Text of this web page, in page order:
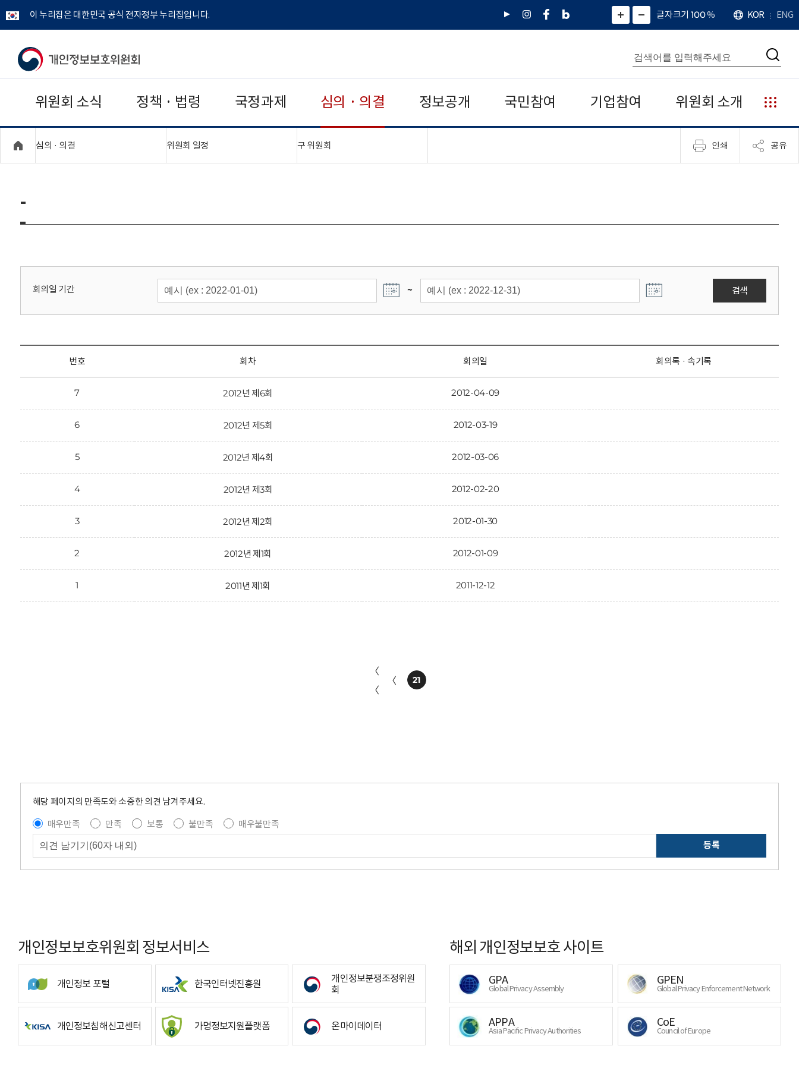
이 누리집은 대한민국 공식 전자정부 누리집입니다.
유
인
페
네
그
)
화
면
면
소
확
대
치
글자크기 100%
언
어
KOR ENG
개
보
보
위
회
통
합
검
색
검
위원회 소식 정책 · 법령 국정과제 심의 · 의결 정보공개 국민참여 기업참여 위원회 소개
누
리
집
안
심의 · 의결 위원회 일정 구 위원회 인쇄 공유
-
회의일 기간 ~ 검색
번호 회차 회의일 회의록 · 속기록
7 2012년 제6회 2012-04-09
6 2012년 제5회 2012-03-19
5 2012년 제4회 2012-03-06
4 2012년 제3회 2012-02-20
3 2012년 제2회 2012-01-30
2 2012년 제1회 2012-01-09
1 2011년 제1회 2011-12-12
〈
〈
〈 21
해당 페이지의 만족도와 소중한 의견 남겨주세요.
매우만족
만족 보통 불만족
매우불만족
등록
개인정보보호위원회 정보서비스
개인정보 포털 한국인터넷진흥원
개인정보분쟁조정위원
회
개인정보침해신고센터 가명정보지원플랫폼 온마이데이터
해외 개인정보보호 사이트
GPA
Global Privacy Assembly
GPEN
Global Privacy Enforcement Network
APPA
Asia Pacific Privacy Authorities
CoE
Council of Europe